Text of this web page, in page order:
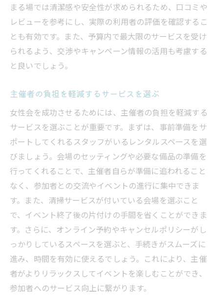
まる場では清潔感や安全性が求められるため、口コミや
レビューを参考にし、実際の利用者の評価を確認するこ
とも有効です。また、予算内で最大限のサービスを受け
られるよう、交渉やキャンペーン情報の活用も考慮する
と良いでしょう。
主催者の負担を軽減するサービスを選ぶ
女性会を成功させるためには、主催者の負担を軽減する
サービスを選ぶことが重要です。まずは、事前準備をサ
ポートしてくれるスタッフがいるレンタルスペースを選
びましょう。会場のセッティングや必要な備品の準備を
行ってくれることで、主催者自らが準備に追われること
なく、参加者との交流やイベントの進行に集中できま
す。また、清掃サービスが付いている会場を選ぶこと
で、イベント終了後の片付けの手間を省くことができま
す。さらに、オンライン予約やキャンセルポリシーがし
っかりしているスペースを選ぶと、手続きがスムーズに
進み、時間を有効に使えるでしょう。これにより、主催
者がよりリラックスしてイベントを楽しむことができ、
参加者へのサービス向上に繋がります。